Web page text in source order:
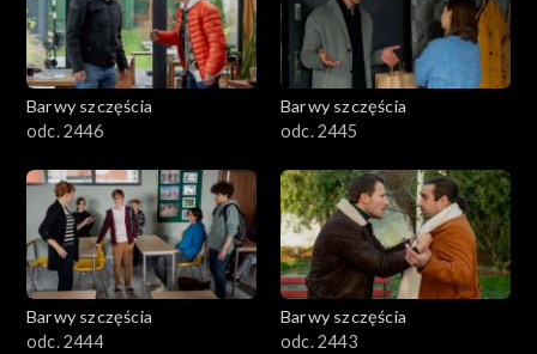
Barwy szczęścia
odc. 2446
Barwy szczęścia
odc. 2445
Barwy szczęścia
odc. 2444
Barwy szczęścia
odc. 2443